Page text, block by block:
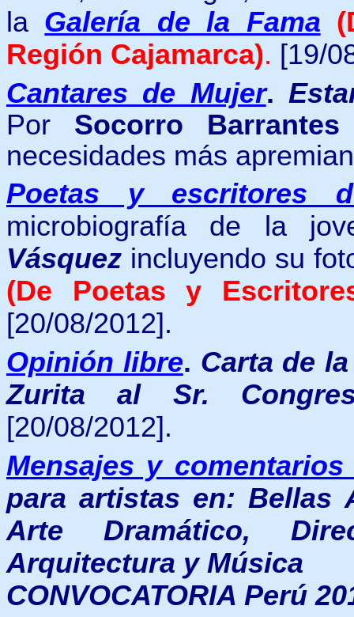
la Galería de la Fama
Región Cajamarca). [19/
Cantares de Mujer.
Por Socorro
necesidades más
Poetas y escritores
microbiografía de la
Vásquez incluyendo su
(De Poetas y
[20/08/2012].
Opinión libre. Carta de
Zurita al Sr.
[20/08/2012].
Mensajes y
para artistas en: Bellas
Arte Dramático,
Arquitectura y Música
CONVOCATORIA Perú